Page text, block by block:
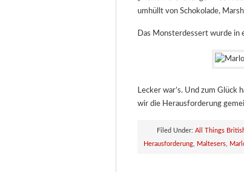
umhüllt von Schokolade,
Das Monsterdessert wurde in
Lecker war’s. Und zum Glück
wir die Herausforderung
Filed Under: All Things
Herausforderung
Maltesers